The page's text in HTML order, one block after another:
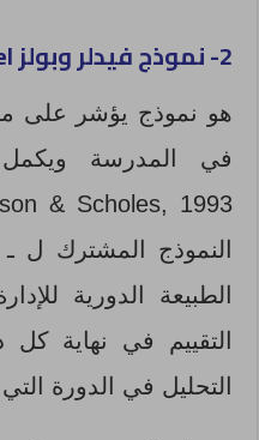
2- نموذج فيدلر وبولز
هو نموذج يؤشر على
في المدرسة
الطبيعة الدورية
التقييم في نهاية
التحليل في الدورة التي